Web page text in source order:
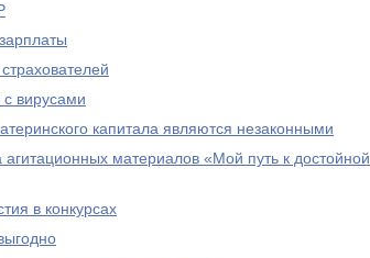
вирусами
капитала являются незаконными
материалов «Мой путь к достойной
в конкурсах